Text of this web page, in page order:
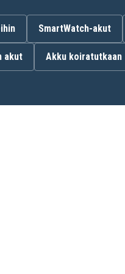
SmartWatch-akut
akut Akku koiratutkaan